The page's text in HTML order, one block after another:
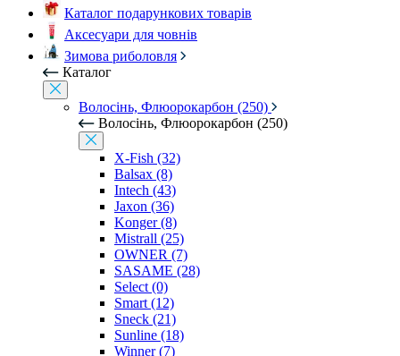
Каталог подарункових товарів
Аксесуари для човнів
Зимова риболовля
Каталог
Волосінь, Флюорокарбон (250)
Волосінь, Флюорокарбон (250)
X-Fish (32)
Balsax (8)
Intech (43)
Jaxon (36)
Konger (8)
Mistrall (25)
OWNER (7)
SASAME (28)
Select (0)
Smart (12)
Sneck (21)
Sunline (18)
Winner (7)